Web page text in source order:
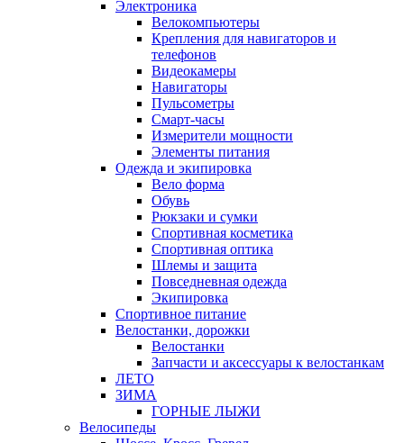
Электроника
Велокомпьютеры
Крепления для навигаторов и
телефонов
Видеокамеры
Навигаторы
Пульсометры
Смарт-часы
Измерители мощности
Элементы питания
Одежда и экипировка
Вело форма
Обувь
Рюкзаки и сумки
Спортивная косметика
Спортивная оптика
Шлемы и защита
Повседневная одежда
Экипировка
Спортивное питание
Велостанки, дорожки
Велостанки
Запчасти и аксессуары к велостанкам
ЛЕТО
ЗИМА
ГОРНЫЕ ЛЫЖИ
Велосипеды